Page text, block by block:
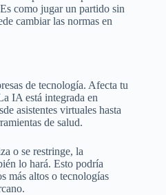
como jugar un partido sin
cambiar las normas en
de tecnología. Afecta tu
IA está integrada en
asistentes virtuales hasta
de salud.
o se restringe, la
lo hará. Esto podría
más altos o tecnologías